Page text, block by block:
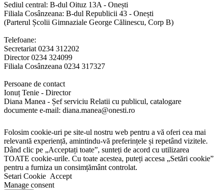
Sediul central: B-dul Oituz 13A - Onești
Filiala Cosânzeana: B-dul Republicii 43 - Onești
(Parterul Școlii Gimnaziale George Călinescu, Corp B)
Telefoane:
Secretariat 0234 312202
Director 0234 324099
Filiala Cosânzeana 0234 317327
Persoane de contact
Ionuț Tenie - Director
Diana Manea - Șef serviciu Relatii cu publicul, catalogare
documente e-mail: diana.manea@onesti.ro
Folosim cookie-uri pe site-ul nostru web pentru a vă oferi cea mai
relevantă experiență, amintindu-vă preferințele și repetând vizitele.
Dând clic pe „Acceptați toate”, sunteți de acord cu utilizarea
TOATE cookie-urile. Cu toate acestea, puteți accesa „Setări cookie”
pentru a furniza un consimțământ controlat.
Setari Cookie Accept
Manage consent